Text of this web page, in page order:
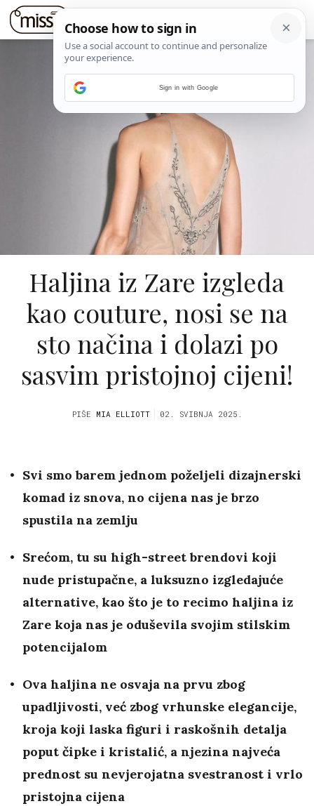
Haljina iz Zare izgleda
kao couture, nosi se na
sto načina i dolazi po
sasvim pristojnoj cijeni!
PIŠE MIA ELLIOTT 02. SVIBNJA 2025.
Svi smo barem jednom poželjeli dizajnerski
komad iz snova, no cijena nas je brzo
spustila na zemlju
Srećom, tu su high-street brendovi koji
nude pristupačne, a luksuzno izgledajuće
alternative, kao što je to recimo haljina iz
Zare koja nas je oduševila svojim stilskim
potencijalom
Ova haljina ne osvaja na prvu zbog
upadljivosti, već zbog vrhunske elegancije,
kroja koji laska figuri i raskošnih detalja
poput čipke i kristalić, a njezina najveća
prednost su nevjerojatna svestranost i vrlo
pristojna cijena
Sign in with Google